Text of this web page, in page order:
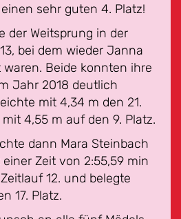
sehr guten 4. Platz!
der Weitsprung in der
bei dem wieder Janna
Beide konnten ihre
Jahr 2018 deutlich
mit 4,34 m den 21.
4,55 m auf den 9. Platz.
dann Mara Steinbach
Zeit von 2:55,59 min
12. und belegte
17. Platz.